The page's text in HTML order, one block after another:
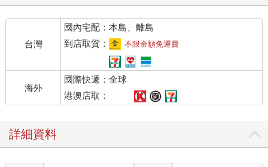
豈料，回應他的並非蒂兒，而是一個低沉而蒼老的嗓聲：
「別將吾與那些使用同族血脈的下等龍裔混為一談！」
煙塵逐次落盡，巨影的身形也在兩人眼前清晰出現─這灰藍色巨
軀不若先前遭遇的靈鎧龍那般壯碩、身披堅甲，身形反而更加纖
細、修長，祂如眼鏡蛇般撐開的頸肋，宛若一副小型的葉狀前
狀結晶穿鱗而出，不時閃耀著魔力的光澤。而光輝最為灼眼者，
則莫過於從龍口下頷竄生的一對寒冰獠牙。
台灣
國內宅配：本島、離島
到店取貨：
不限金額免運費
海外
國際快遞：全球
港澳店取：
詳細資料